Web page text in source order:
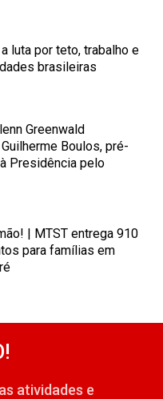
luta por teto, trabalho e
brasileiras
Greenwald
Boulos, pré-
Presidência pelo
| MTST entrega 910
para famílias em
atividades e